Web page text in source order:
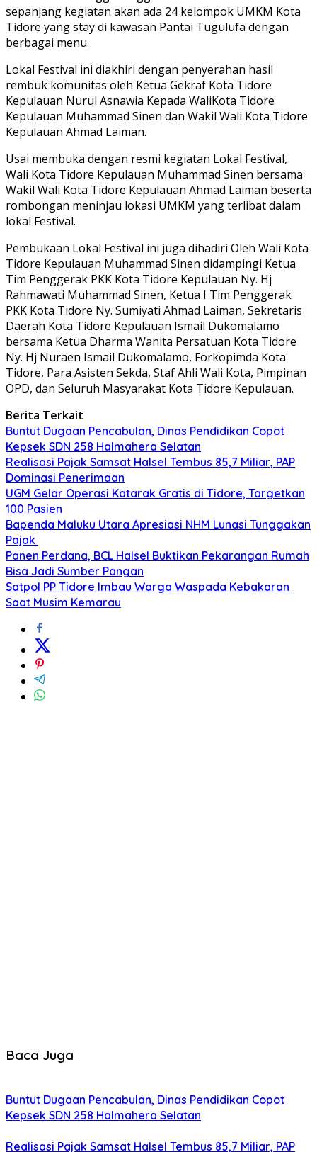
sepanjang kegiatan akan ada 24 kelompok UMKM Kota
Tidore yang stay di kawasan Pantai Tugulufa dengan
berbagai menu.
Lokal Festival ini diakhiri dengan penyerahan hasil
rembuk komunitas oleh Ketua Gekraf Kota Tidore
Kepulauan Nurul Asnawia Kepada WaliKota Tidore
Kepulauan Muhammad Sinen dan Wakil Wali Kota Tidore
Kepulauan Ahmad Laiman.
Usai membuka dengan resmi kegiatan Lokal Festival,
Wali Kota Tidore Kepulauan Muhammad Sinen bersama
Wakil Wali Kota Tidore Kepulauan Ahmad Laiman beserta
rombongan meninjau lokasi UMKM yang terlibat dalam
lokal Festival.
Pembukaan Lokal Festival ini juga dihadiri Oleh Wali Kota
Tidore Kepulauan Muhammad Sinen didampingi Ketua
Tim Penggerak PKK Kota Tidore Kepulauan Ny. Hj
Rahmawati Muhammad Sinen, Ketua I Tim Penggerak
PKK Kota Tidore Ny. Sumiyati Ahmad Laiman, Sekretaris
Daerah Kota Tidore Kepulauan Ismail Dukomalamo
bersama Ketua Dharma Wanita Persatuan Kota Tidore
Ny. Hj Nuraen Ismail Dukomalamo, Forkopimda Kota
Tidore, Para Asisten Sekda, Staf Ahli Wali Kota, Pimpinan
OPD, dan Seluruh Masyarakat Kota Tidore Kepulauan.
Berita Terkait
Buntut Dugaan Pencabulan, Dinas Pendidikan Copot
Kepsek SDN 258 Halmahera Selatan
Realisasi Pajak Samsat Halsel Tembus 85,7 Miliar, PAP
Dominasi Penerimaan
UGM Gelar Operasi Katarak Gratis di Tidore, Targetkan
100 Pasien
Bapenda Maluku Utara Apresiasi NHM Lunasi Tunggakan
Pajak
Panen Perdana, BCL Halsel Buktikan Pekarangan Rumah
Bisa Jadi Sumber Pangan
Satpol PP Tidore Imbau Warga Waspada Kebakaran
Saat Musim Kemarau
Baca Juga
Buntut Dugaan Pencabulan, Dinas Pendidikan Copot
Kepsek SDN 258 Halmahera Selatan
Realisasi Pajak Samsat Halsel Tembus 85,7 Miliar, PAP